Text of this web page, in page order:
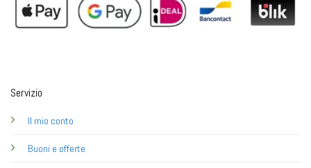
Servizio
Il mio conto
Buoni e offerte